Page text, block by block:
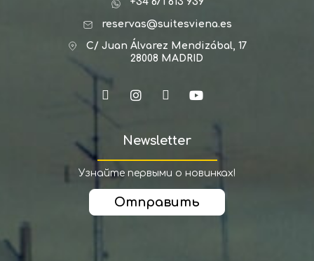
reservas@suitesviena.es
C/ Juan Álvarez Mendizábal, 17
28008 MADRID
Newsletter
Узнайте первыми о новинках!
Отправить